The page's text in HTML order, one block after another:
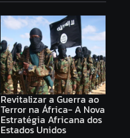
Revitalizar a Guerra ao
Terror na África- A Nova
Estratégia Africana dos
Estados Unidos